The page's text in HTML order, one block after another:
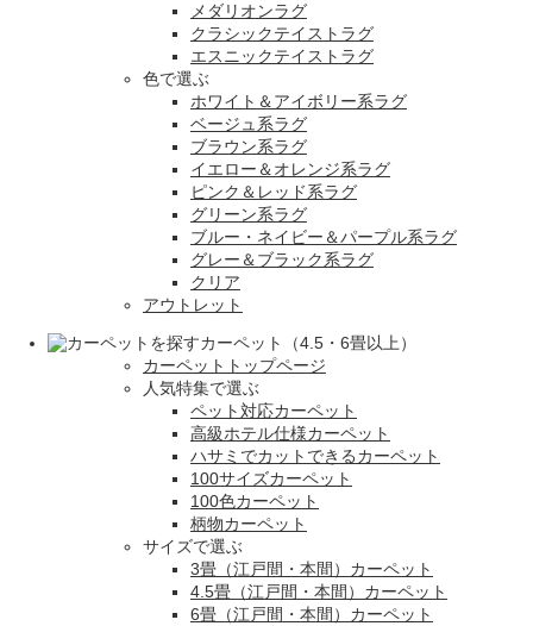
メダリオンラグ
クラシックテイストラグ
エスニックテイストラグ
色で選ぶ
ホワイト＆アイボリー系ラグ
ベージュ系ラグ
ブラウン系ラグ
イエロー＆オレンジ系ラグ
ピンク＆レッド系ラグ
グリーン系ラグ
ブルー・ネイビー＆パープル系ラグ
グレー＆ブラック系ラグ
クリア
アウトレット
カーペット（4.5・6畳以上）
カーペットトップページ
人気特集で選ぶ
ペット対応カーペット
高級ホテル仕様カーペット
ハサミでカットできるカーペット
100サイズカーペット
100色カーペット
柄物カーペット
サイズで選ぶ
3畳（江戸間・本間）カーペット
4.5畳（江戸間・本間）カーペット
6畳（江戸間・本間）カーペット